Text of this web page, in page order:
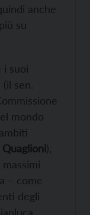
anche
su
i suoi
sen.
mondo
),
– come
degli